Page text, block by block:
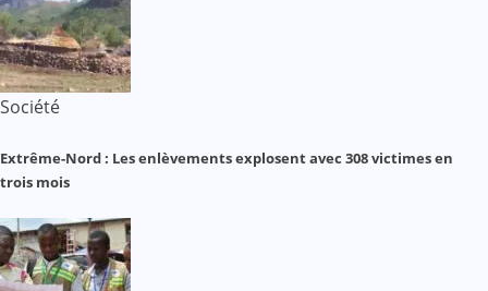
Société
Extrême-Nord : Les enlèvements explosent avec 308 victimes en
trois mois